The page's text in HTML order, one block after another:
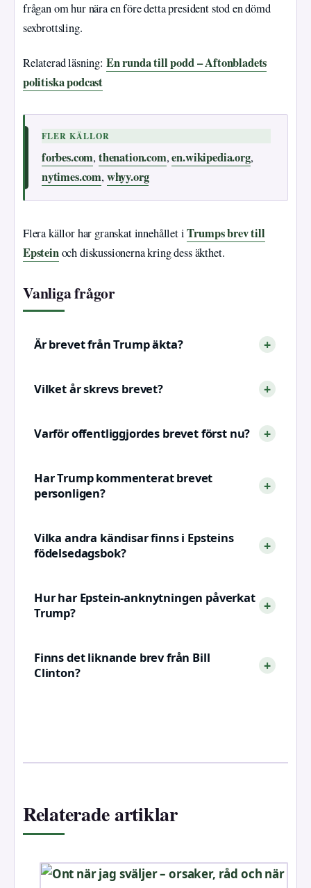
frågan om hur nära en före detta president stod en dömd
sexbrottsling.
Relaterad läsning: En runda till podd – Aftonbladets
politiska podcast
FLER KÄLLOR
forbes.com,thenation.com,en.wikipedia.org,
nytimes.com,whyy.org
Flera källor har granskat innehållet iTrumps brev till
Epsteinoch diskussionerna kring dess äkthet.
Vanliga frågor
Är brevet från Trump äkta?
Vilket år skrevs brevet?
Varför offentliggjordes brevet först nu?
Har Trump kommenterat brevet
personligen?
Vilka andra kändisar finns i Epsteins
födelsedagsbok?
Hur har Epstein-anknytningen påverkat
Trump?
Finns det liknande brev från Bill
Clinton?
Relaterade artiklar